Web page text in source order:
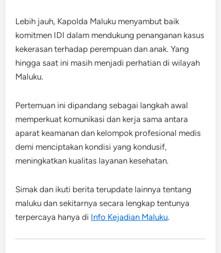
Lebih jauh, Kapolda Maluku menyambut baik
komitmen IDI dalam mendukung penanganan kasus
kekerasan terhadap perempuan dan anak. Yang
hingga saat ini masih menjadi perhatian di wilayah
Maluku.
Pertemuan ini dipandang sebagai langkah awal
memperkuat komunikasi dan kerja sama antara
aparat keamanan dan kelompok profesional medis
demi menciptakan kondisi yang kondusif,
meningkatkan kualitas layanan kesehatan.
Simak dan ikuti berita terupdate lainnya tentang
maluku dan sekitarnya secara lengkap tentunya
terpercaya hanya di Info Kejadian Maluku.